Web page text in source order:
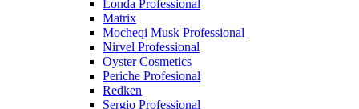
Londa Professional
Matrix
Mocheqi Musk Professional
Nirvel Professional
Oyster Cosmetics
Periche Profesional
Redken
Sergio Professional